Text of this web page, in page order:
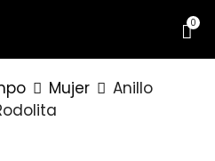
0
Mujer
Anillo
DELICADO